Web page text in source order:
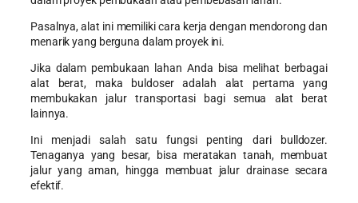
Pasalnya, alat ini memiliki cara kerja dengan mendorong dan
menarik yang berguna dalam proyek ini.
Jika dalam pembukaan lahan Anda bisa melihat berbagai
alat berat, maka buldoser adalah alat pertama yang
membukakan jalur transportasi bagi semua alat berat
lainnya.
Ini menjadi salah satu fungsi penting dari bulldozer.
Tenaganya yang besar, bisa meratakan tanah, membuat
jalur yang aman, hingga membuat jalur drainase secara
efektif.